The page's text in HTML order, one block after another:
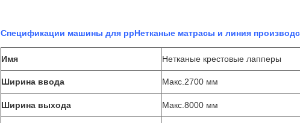
Спецификации машины для ppНетканые матрасы и линия
Имя Нетканые крестовые лапперы
Ширина ввода Макс.2700 мм
Ширина выхода Макс.8000 мм